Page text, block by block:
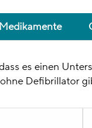
es einen
Defibrillator